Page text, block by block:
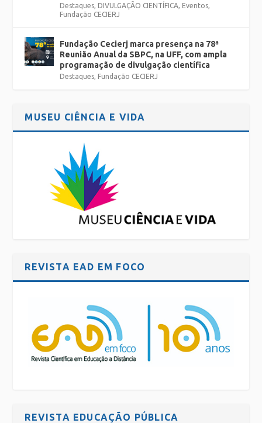
Destaques, DIVULGAÇÃO CIENTÍFICA, Eventos,
Fundação CECIERJ
Fundação Cecierj marca presença na 78ª
Reunião Anual da SBPC, na UFF, com ampla
programação de divulgação científica
Destaques, Fundação CECIERJ
MUSEU CIÊNCIA E VIDA
REVISTA EAD EM FOCO
REVISTA EDUCAÇÃO PÚBLICA